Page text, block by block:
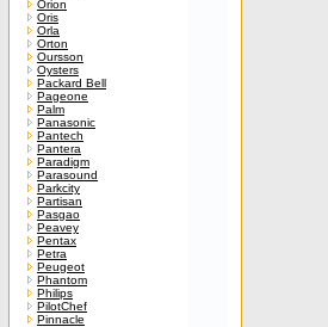
Orion
Oris
Orla
Orton
Oursson
Oysters
Packard Bell
Pageone
Palm
Panasonic
Pantech
Pantera
Paradigm
Parasound
Parkcity
Partisan
Pasgao
Peavey
Pentax
Petra
Peugeot
Phantom
Philips
PilotChef
Pinnacle